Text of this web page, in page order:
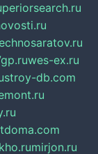
wes-ex.ru
stroy-db.com
mirjon.ru